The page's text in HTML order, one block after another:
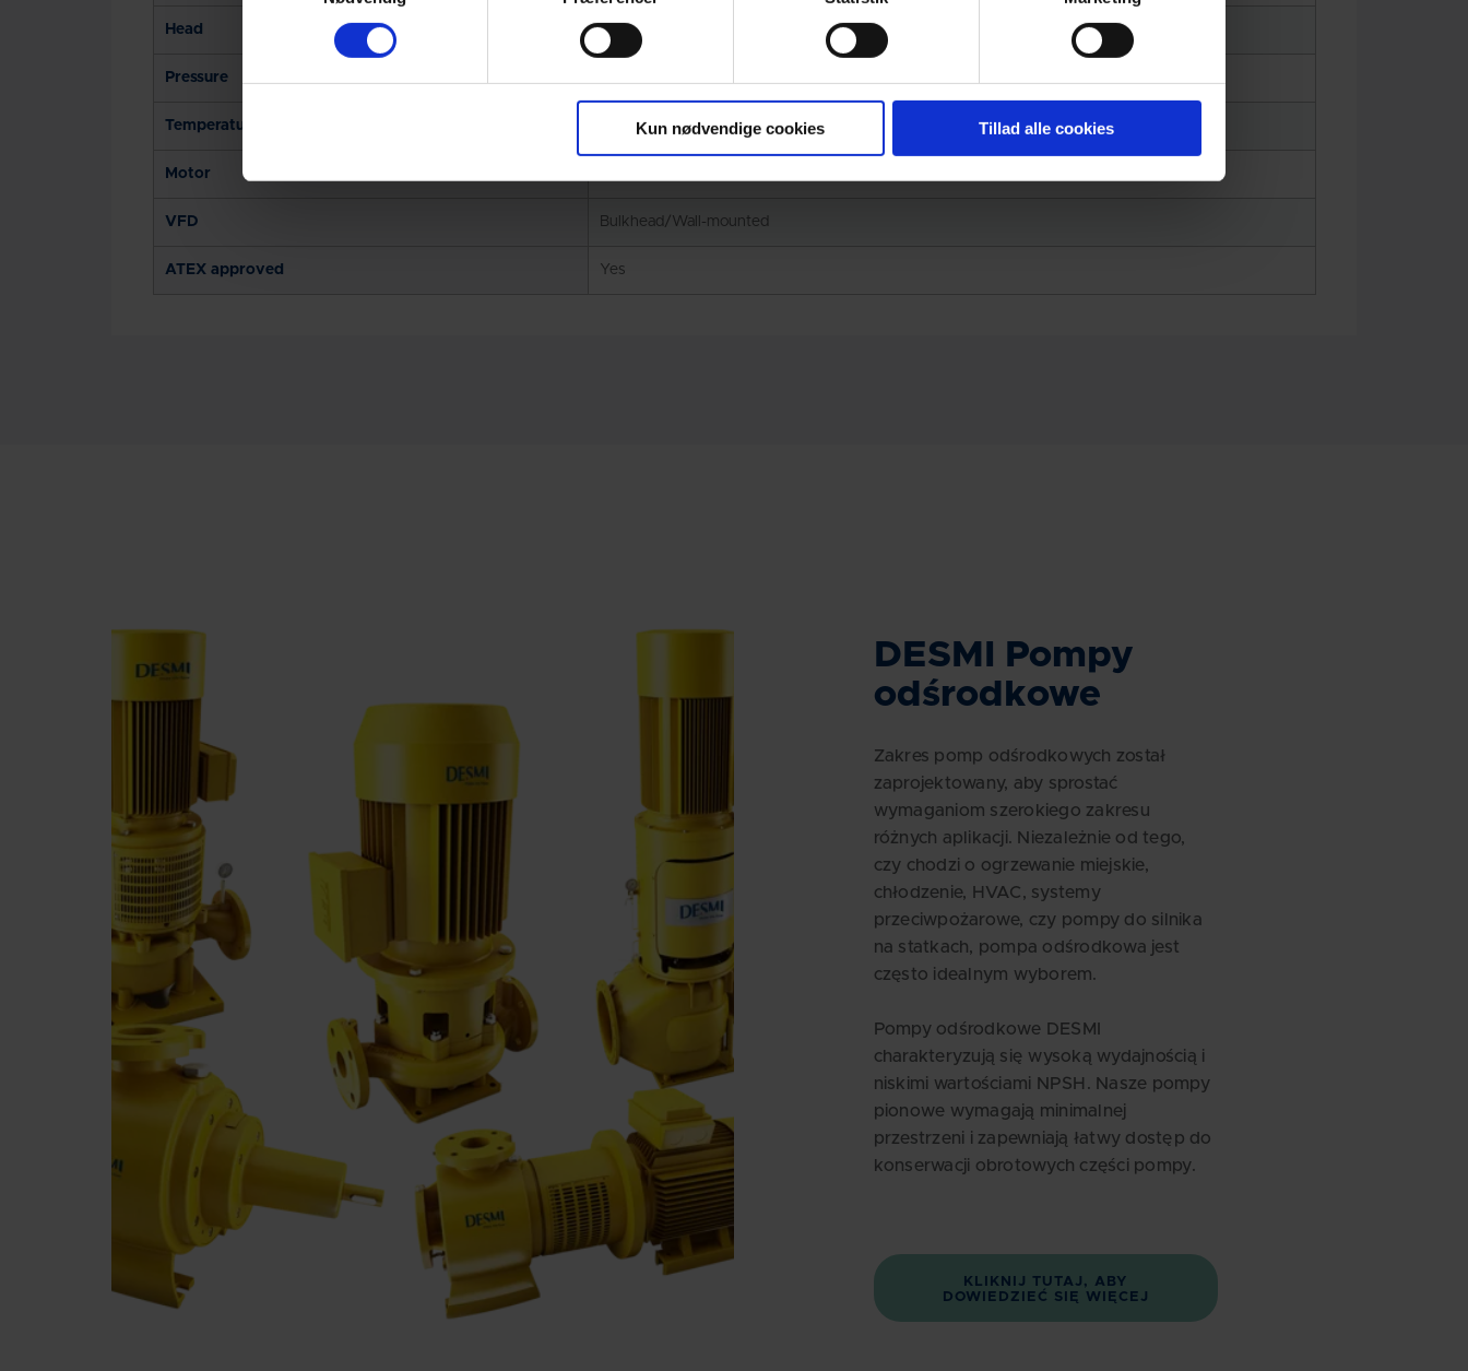
Kun nødvendige cookies Tillad alle cookies
Head Up to 140 m (460 ft)
Pressure
Temperature Up to 150°C (284°F)
Motor
VFD Bulkhead/Wall-mounted
ATEX approved Yes
DESMI Pompy
odśrodkowe
Zakres pomp odśrodkowych został
zaprojektowany, aby sprostać
wymaganiom szerokiego zakresu
różnych aplikacji. Niezależnie od tego,
czy chodzi o ogrzewanie miejskie,
chłodzenie, HVAC, systemy
przeciwpożarowe, czy pompy do silnika
na statkach, pompa odśrodkowa jest
często idealnym wyborem.
Pompy odśrodkowe DESMI
charakteryzują się wysoką wydajnością i
niskimi wartościami NPSH. Nasze pompy
pionowe wymagają minimalnej
przestrzeni i zapewniają łatwy dostęp do
konserwacji obrotowych części pompy.
KLIKNIJ TUTAJ, ABY
DOWIEDZIEĆ SIĘ WIĘCEJ